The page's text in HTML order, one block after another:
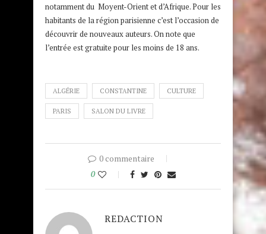
notamment du Moyent-Orient et d’Afrique. Pour les
habitants de la région parisienne c’est l’occasion de
découvrir de nouveaux auteurs. On note que
l’entrée est gratuite pour les moins de 18 ans.
ALGÉRIE CONSTANTINE CULTURE
PARIS SALON DU LIVRE
0 commentaire
0
REDACTION